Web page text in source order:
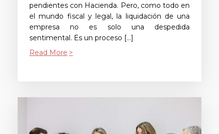
pendientes con Hacienda. Pero, como todo en
el mundo fiscal y legal, la liquidación de una
empresa no es solo una despedida
sentimental. Es un proceso […]
Read More